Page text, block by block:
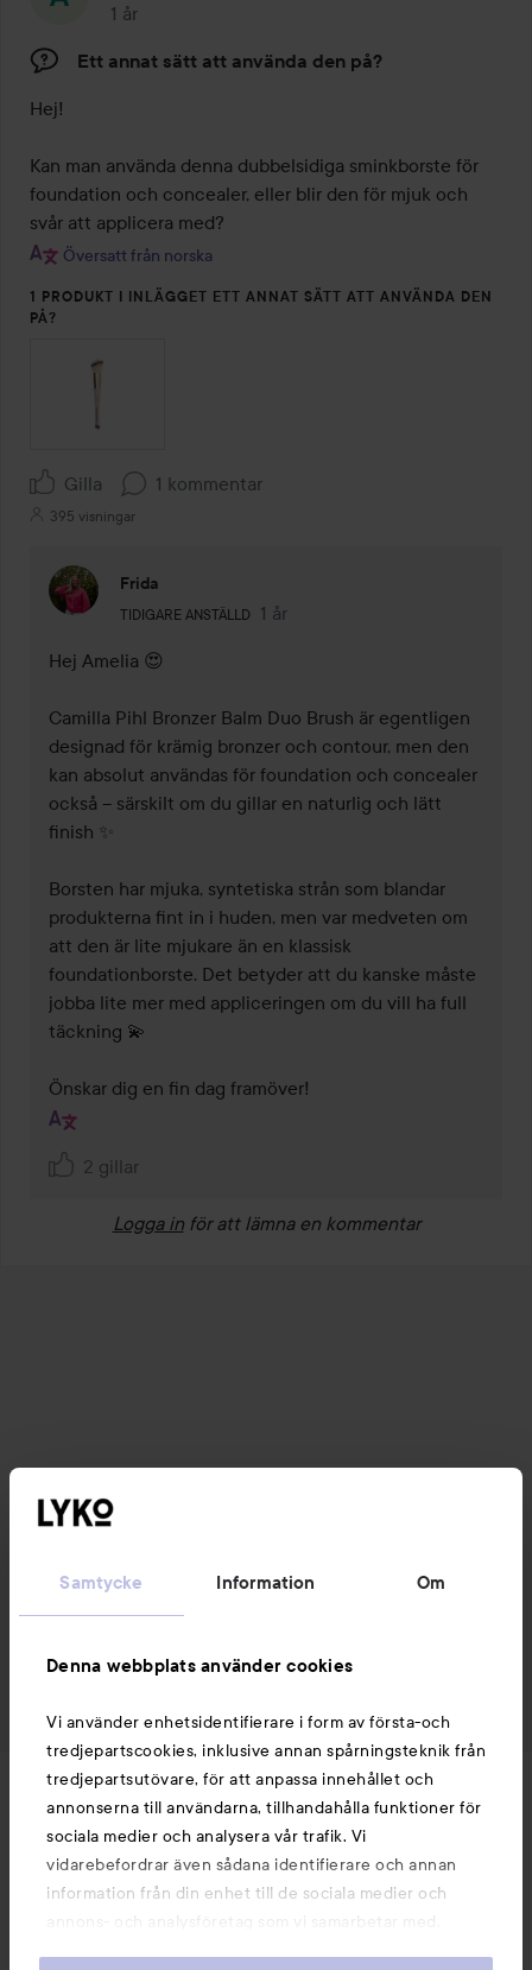
Samtycke Information Om
Denna webbplats använder cookies
Vi använder enhetsidentifierare i form av första-och
tredjepartscookies, inklusive annan spårningsteknik från
tredjepartsutövare, för att anpassa innehållet och
annonserna till användarna, tillhandahålla funktioner för
sociala medier och analysera vår trafik. Vi
vidarebefordrar även sådana identifierare och annan
information från din enhet till de sociala medier och
annons- och analysföretag som vi samarbetar med.
1 år
Inlägget skapades 1 år
Ett annat sätt att använda den på?
Hej!
Kan man använda denna dubbelsidiga sminkborste för
foundation och concealer, eller blir den för mjuk och
svår att applicera med?
Översatt från norska
1 PRODUKT I INLÄGGET ETT ANNAT SÄTT ATT ANVÄNDA DEN
PÅ?
Gilla 1 kommentar
395 visningar
Frida
TIDIGARE ANSTÄLLD
Användarens roll: Tidigare anställd.
1 år
Kommentaren lades 1 år
Hej Amelia 😍
Camilla Pihl Bronzer Balm Duo Brush är egentligen
designad för krämig bronzer och contour, men den
kan absolut användas för foundation och concealer
också – särskilt om du gillar en naturlig och lätt
finish ✨
Borsten har mjuka, syntetiska strån som blandar
produkterna fint in i huden, men var medveten om
att den är lite mjukare än en klassisk
foundationborste. Det betyder att du kanske måste
jobba lite mer med appliceringen om du vill ha full
täckning 💫
Önskar dig en fin dag framöver!
2 gillar
Logga in för att lämna en kommentar
Nyheter och erbjudanden
Följ oss
Kundservice